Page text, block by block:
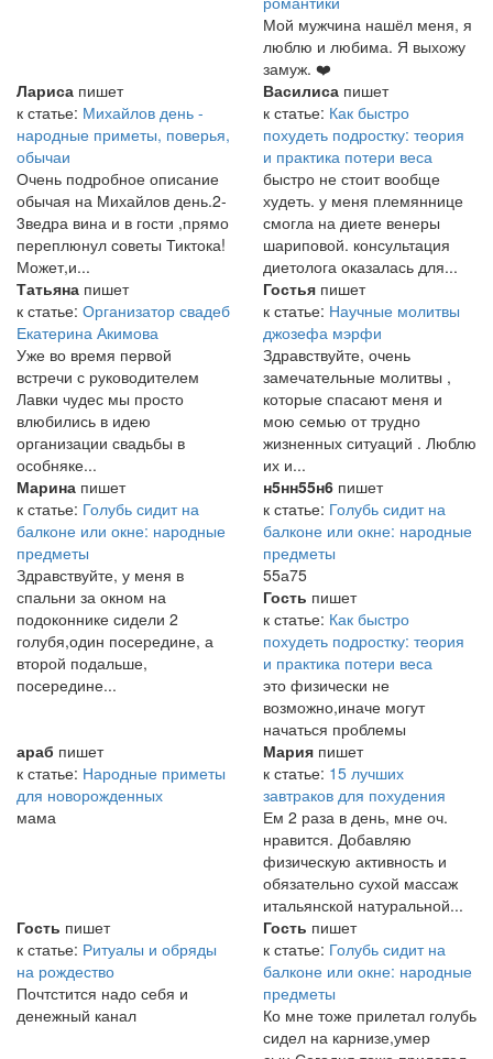
Мой мужчина нашёл меня, я
люблю и любима. Я выхожу
замуж. ❤️
Лариса пишет
к статье: Михайлов день -
народные приметы, поверья,
обычаи
Очень подробное описание
обычая на Михайлов день.2-
3ведра вина и в гости ,прямо
переплюнул советы Тиктока!
Может,и...
Василиса пишет
к статье: Как быстро
похудеть подростку: теория
и практика потери веса
быстро не стоит вообще
худеть. у меня племяннице
смогла на диете венеры
шариповой. консультация
диетолога оказалась для...
Татьяна пишет
к статье: Организатор свадеб
Екатерина Акимова
Уже во время первой
встречи с руководителем
Лавки чудес мы просто
влюбились в идею
организации свадьбы в
особняке...
Гостья пишет
к статье: Научные молитвы
джозефа мэрфи
Здравствуйте, очень
замечательные молитвы ,
которые спасают меня и
мою семью от трудно
жизненных ситуаций . Люблю
их и...
Марина пишет
к статье: Голубь сидит на
балконе или окне: народные
предметы
Здравствуйте, у меня в
спальни за окном на
подоконнике сидели 2
голубя,один посередине, а
второй подальше,
посередине...
н5нн55н6 пишет
к статье: Голубь сидит на
балконе или окне: народные
предметы
55а75
Гость пишет
к статье: Как быстро
похудеть подростку: теория
и практика потери веса
это физически не
возможно,иначе могут
начаться проблемы
араб пишет
к статье: Народные приметы
для новорожденных
мама
Мария пишет
к статье: 15 лучших
завтраков для похудения
Ем 2 раза в день, мне оч.
нравится. Добавляю
физическую активность и
обязательно сухой массаж
итальянской натуральной...
Гость пишет
к статье: Ритуалы и обряды
на рождество
Почтстится надо себя и
денежный канал
Гость пишет
к статье: Голубь сидит на
балконе или окне: народные
предметы
Ко мне тоже прилетал голубь
сидел на карнизе,умер